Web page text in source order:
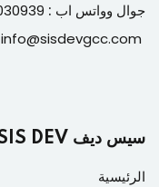
جوال وواتس اب :
info@sisdevgcc.com
سيس ديف SIS DEV
الرئيسية